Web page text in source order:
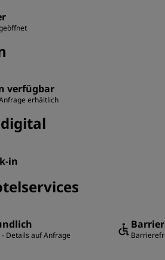
verfügbar
erhältlich
in
Details auf Anfrage